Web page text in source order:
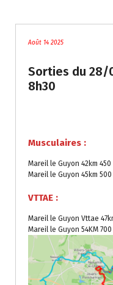
Août 14 2025
Sorties du 28/
8h30
Musculaires :
Mareil le Guyon 42km 450
Mareil le Guyon 45km 500
VTTAE :
Mareil le Guyon Vttae
Mareil le Guyon 54KM 700